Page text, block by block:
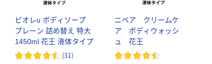
ビオレu ボディソープ
プレーン 詰め替え 特大
1450ml 花王 液体タイプ
(31)
ニベア クリームケ
ア ボディウォッシ
ュ 花王